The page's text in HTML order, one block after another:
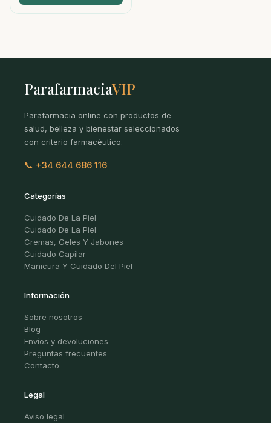
ParafarmaciaVIP
Parafarmacia online con productos de
salud, belleza y bienestar seleccionados
con criterio farmacéutico.
📞 +34 644 686 116
Categorías
Cuidado De La Piel
Cuidado De La Piel
Cremas, Geles Y Jabones
Cuidado Capilar
Manicura Y Cuidado Del Piel
Información
Sobre nosotros
Blog
Envíos y devoluciones
Preguntas frecuentes
Contacto
Legal
Aviso legal